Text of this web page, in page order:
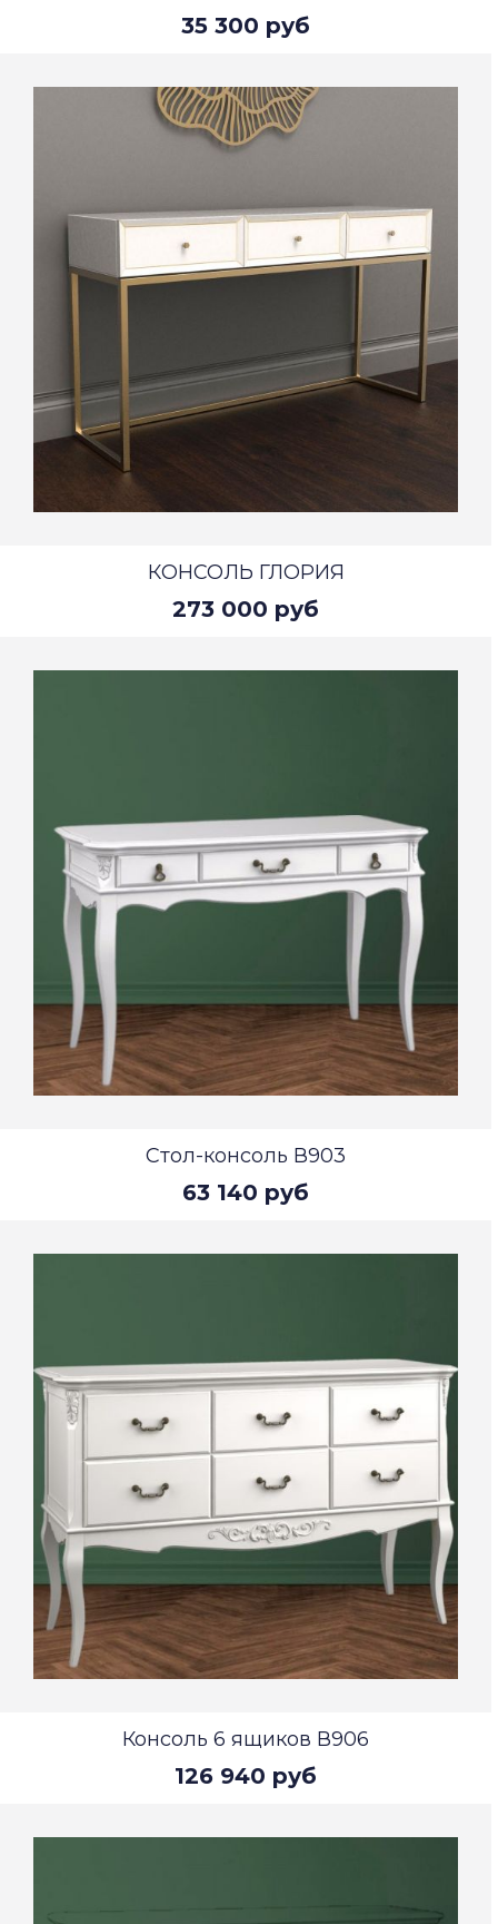
35 300 руб
КОНСОЛЬ ГЛОРИЯ
273 000 руб
Стол-консоль В903
63 140 руб
Консоль 6 ящиков В906
126 940 руб